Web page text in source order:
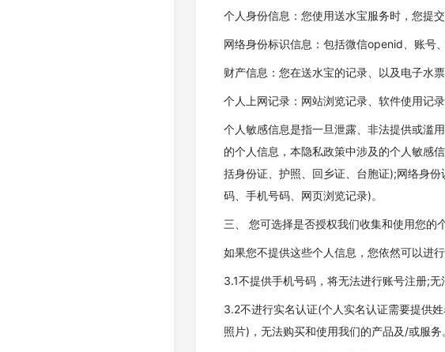
个人身份信息：您使用送水宝服务时，您提
网络身份标识信息：包括微信openid、账号
财产信息：您在送水宝的记录、以及电子水
个人上网记录：网站浏览记录、软件使用记
个人敏感信息是指一旦泄露、非法提供或滥
的个人信息，本隐私政策中涉及的个人敏感
括身份证、护照、回乡证、台胞证);网络身
码、手机号码、网页浏览记录)。
三、 您可选择是否授权我们收集和使用您的
如果您不提供这些个人信息，您依然可以进
3.1不提供手机号码，将无法进行账号注册;
3.2不进行实名认证(个人实名认证需要提供
照片)，无法购买和使用我们的产品及/或服务